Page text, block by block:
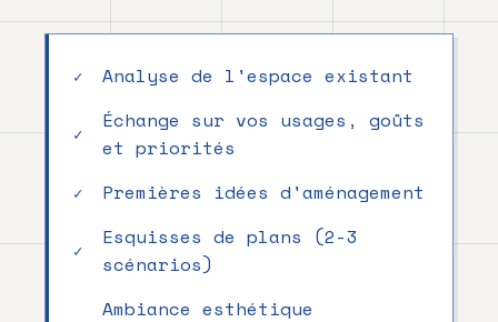
Analyse de l'espace existant
Échange sur vos usages, goûts
et priorités
Premières idées d'aménagement
Esquisses de plans (2-3
scénarios)
Ambiance esthétique